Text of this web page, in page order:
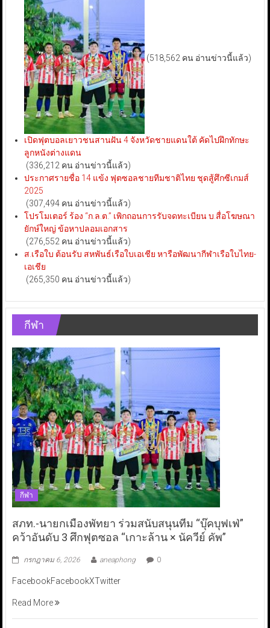
(518,562 คน อ่านข่าวนี้แล้ว)
เปิดฟุตบอลเยาวชนสานฝัน 4 จังหวัดชายแดนใต้ คัดไปฝึกทักษะ
ลูกหนังต่างแดน
(336,212 คน อ่านข่าวนี้แล้ว)
ประกาศรายชื่อ 14 แข้ง ฟุตซอลชายทีมชาติไทย ชุดสู้ศึกซีเกมส์
2025
(307,494 คน อ่านข่าวนี้แล้ว)
โปรโมเตอร์ ร้อง “ก.ล.ต.” เพิกถอนการรับจดทะเบียน บ.สื่อโฆษณา
ยักษ์ใหญ่ ข้อหาปลอมเอกสาร
(276,552 คน อ่านข่าวนี้แล้ว)
ส.เรือใบ ต้อนรับ สหพันธ์เรือใบเอเชีย หารือพัฒนากีฬาเรือใบไทย-
เอเชีย
(265,350 คน อ่านข่าวนี้แล้ว)
กีฬา
กีฬา
สภท.-นายกเมืองพัทยา ร่วมสนับสนุนทีม “บุ๊คบุฟเฟ่”
คว้าอันดับ 3 ศึกฟุตซอล “เกาะล้าน × นัควีย์ คัพ”
กรกฎาคม 6, 2026 aneaphong 0
FacebookFacebookXTwitter
Read More